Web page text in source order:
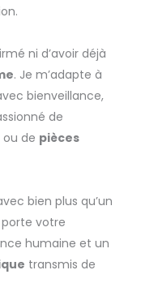
ni d’avoir déjà
. Je m’adapte à
bienveillance,
de
ou de pièces
bien plus qu’un
votre
humaine et un
transmis de